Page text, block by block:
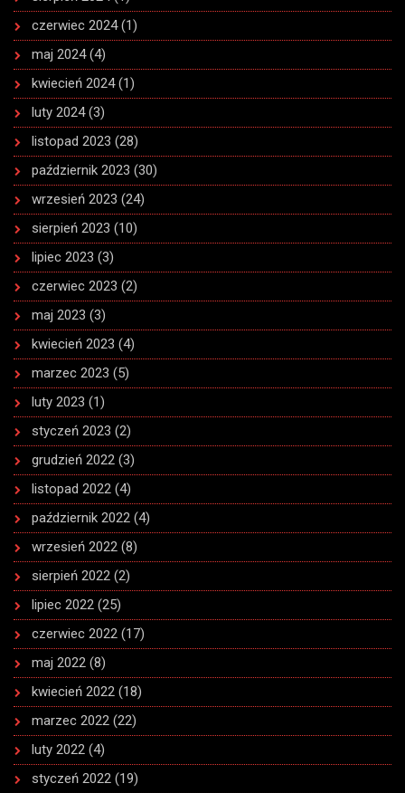
czerwiec 2024(1)
maj 2024(4)
kwiecień 2024(1)
luty 2024(3)
listopad 2023 (28)
październik 2023 (30)
wrzesień 2023 (24)
sierpień 2023 (10)
lipiec 2023 (3)
czerwiec 2023 (2)
maj 2023 (3)
kwiecień 2023 (4)
marzec 2023 (5)
luty 2023 (1)
styczeń 2023 (2)
grudzień 2022 (3)
listopad 2022 (4)
październik 2022 (4)
wrzesień 2022 (8)
sierpień 2022 (2)
lipiec 2022 (25)
czerwiec 2022 (17)
maj 2022 (8)
kwiecień 2022 (18)
marzec 2022 (22)
luty 2022 (4)
styczeń 2022 (19)